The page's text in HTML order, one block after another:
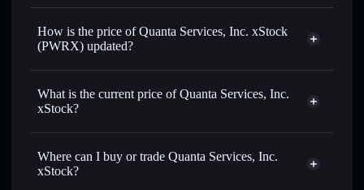
How is the price of Quanta Services, Inc. xStock
(PWRX) updated?
Quanta Services, Inc. xStock
What is the current price of Quanta Services, Inc.
xStock?
Quanta Services, Inc. xStock
0.40%
Where can I buy or trade Quanta Services, Inc.
xStock?